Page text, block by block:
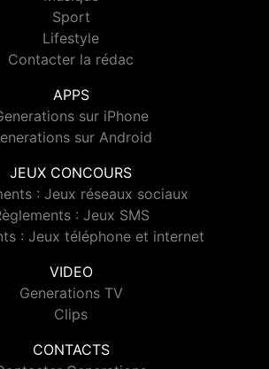
Sport
Lifestyle
Contacter la rédac
APPS
sur iPhone
sur Android
JEUX CONCOURS
: Jeux réseaux sociaux
: Jeux SMS
: Jeux téléphone et internet
VIDEO
Generations TV
Clips
CONTACTS